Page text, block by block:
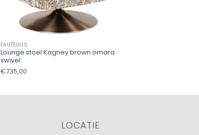
FAUTEUILS
Lounge stoel Kagney brown omara
swivel
€735,00
LOCATIE